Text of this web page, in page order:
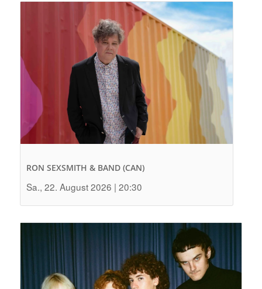
RON SEXSMITH & BAND (CAN)
Sa., 22. August 2026 | 20:30